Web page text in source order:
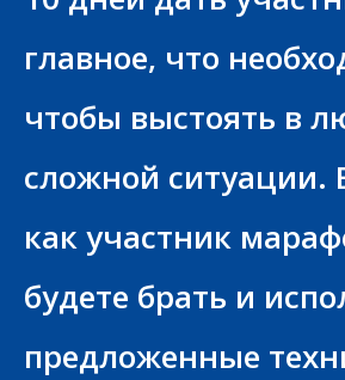
главное, что
чтобы выстоять в
сложной ситуации.
как участник
будете брать и
предложенные